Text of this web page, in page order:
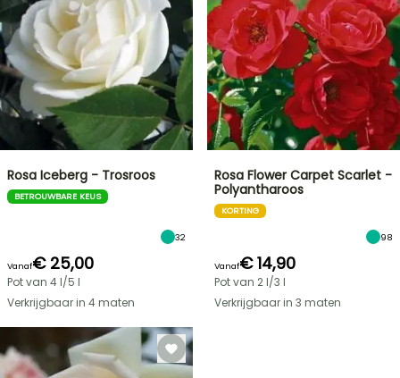
Rosa Iceberg - Trosroos
BETROUWBARE KEUS
32
Vanaf€ 25,00
Pot van 4 l/5 l
Verkrijgbaar in 4 maten
Rosa Flower Carpet Scarlet -
Polyantharoos
KORTING
98
Vanaf€ 14,90
Pot van 2 l/3 l
Verkrijgbaar in 3 maten